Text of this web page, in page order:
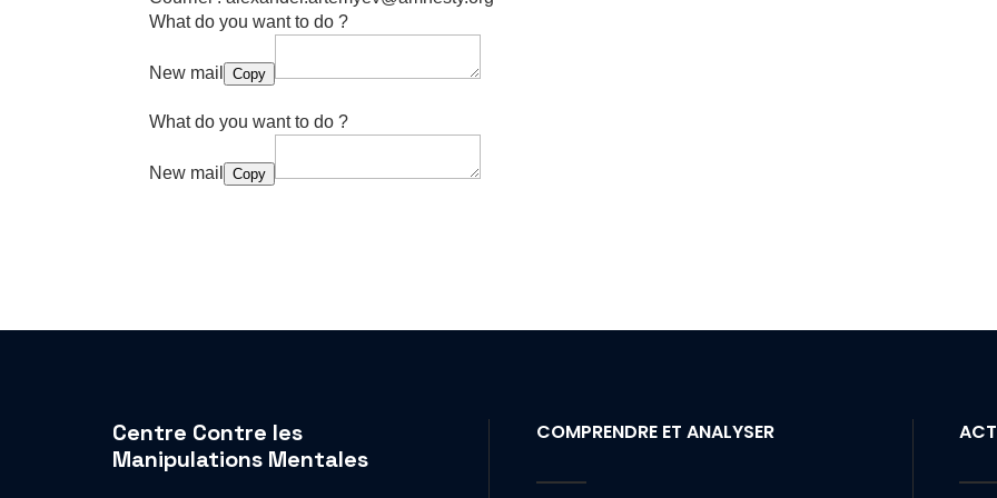
What do you want to do ?
New mail Copy
What do you want to do ?
New mail Copy
Centre Contre les
Manipulations Mentales
COMPRENDRE ET ANALYSER